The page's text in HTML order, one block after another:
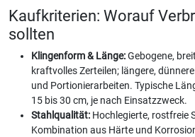
Kaufkriterien: Worauf
sollten
Klingenform & Länge:Gebogene,
kraftvolles Zerteilen; längere,
und Portionierarbeiten. Typische
15 bis 30 cm, je nach Einsatzzweck.
Stahlqualität: Hochlegierte, rostfreie
Kombination aus Härte und